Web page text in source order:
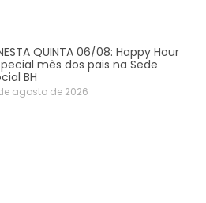
QUINTA 06/08: Happy Hour
mês dos pais na Sede
BH
agosto de 2026